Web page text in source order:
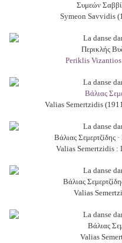
Συμεών
Symeon Savvidis
Περικλής
Periklis Vizantios
Βάλιας
Valias Semertzidis
Βάλιας Σεμερτζίδης
Valias Semertzidis :
Βάλιας
Valias
Βάλιας
Valias